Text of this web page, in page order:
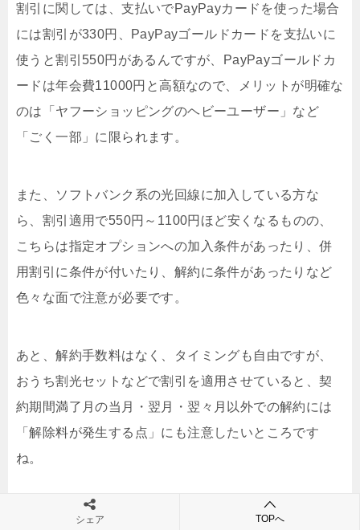
割引に関しては、支払いでPayPayカードを使った場合
には割引が330円、PayPayゴールドカードを支払いに
使うと割引550円があるんですが、PayPayゴールドカ
ードは年会費11000円と高額なので、メリットが明確な
のは「ヤフーショッピングのヘビーユーザー」など
「ごく一部」に限られます。
また、ソフトバンク系の光回線に加入している方な
ら、割引適用で550円～1100円ほど安くなるものの、
こちらは指定オプションへの加入条件があったり、併
用割引に条件が付いたり、解約に条件があったりなど
色々な面で注意が必要です。
あと、解約手数料はなく、タイミングも自由ですが、
おうち割光セットなどで割引を適用させていると、契
約期間満了月の当月・翌月・翌々月以外での解約には
「解除料が発生する点」にも注意したいところです
ね。
シェア TOPへ